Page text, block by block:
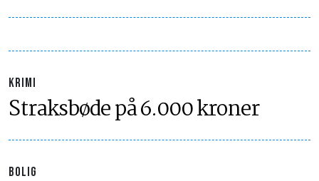
KRIMI
Straksbøde på 6.000 kroner
BOLIG